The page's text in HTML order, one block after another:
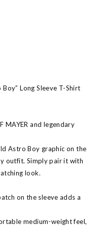
Boy” Long Sleeve T-Shirt
MAYER and legendary
Astro Boy graphic on the
outfit. Simply pair it with
look.
on the sleeve adds a
medium-weight feel,